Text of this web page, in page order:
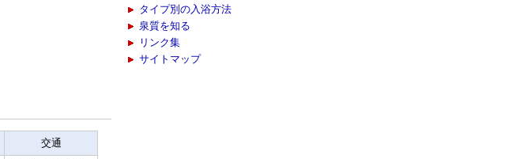
交通
タイプ別の入浴方法
泉質を知る
リンク集
サイトマップ